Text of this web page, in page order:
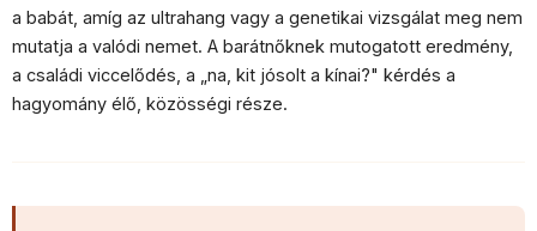
a babát, amíg az ultrahang vagy a genetikai vizsgálat meg nem
mutatja a valódi nemet. A barátnőknek mutogatott eredmény,
a családi viccelődés, a „na, kit jósolt a kínai?" kérdés a
hagyomány élő, közösségi része.